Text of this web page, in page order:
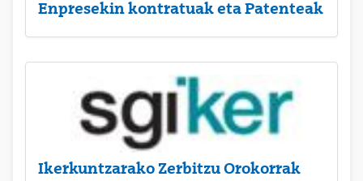
Enpresekin kontratuak eta Patenteak
Ikerkuntzarako Zerbitzu Orokorrak